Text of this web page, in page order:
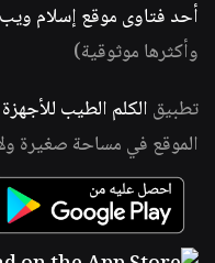
أحد فتاوى موقع إسلام ويب
وأكثرها موثوقية)
تطبيق الكلم الطيب
الموقع في مساحة صغيرة